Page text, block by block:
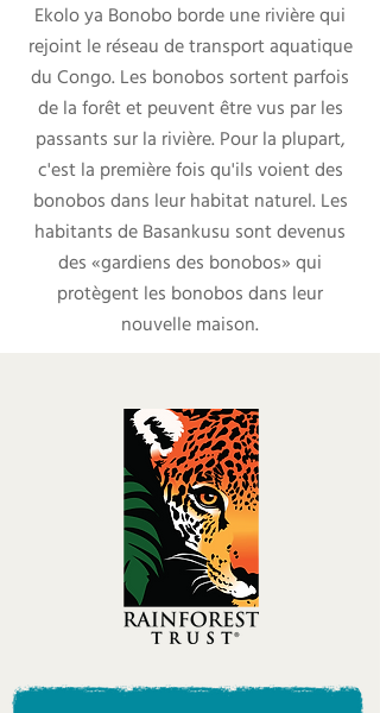
Ekolo ya Bonobo borde une rivière qui
rejoint le réseau de transport aquatique
du Congo. Les bonobos sortent parfois
de la forêt et peuvent être vus par les
passants sur la rivière. Pour la plupart,
c'est la première fois qu'ils voient des
bonobos dans leur habitat naturel. Les
habitants de Basankusu sont devenus
des «gardiens des bonobos» qui
protègent les bonobos dans leur
nouvelle maison.